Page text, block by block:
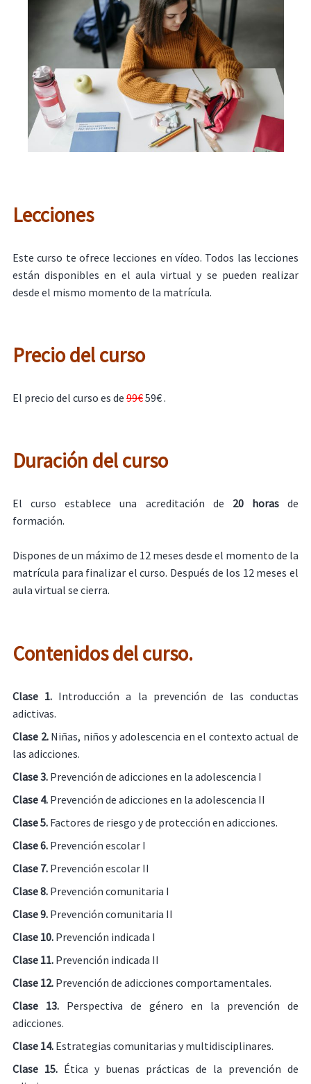
Lecciones
Este curso te ofrece lecciones en vídeo. Todos las lecciones
están disponibles en el aula virtual y se pueden realizar
desde el mismo momento de la matrícula.
Precio del curso
El precio del curso es de 99€59€ .
Duración del curso
El curso establece una acreditación de 20 horasde
formación.
Dispones de un máximo de 12 meses desde el momento de la
matrícula para finalizar el curso. Después de los 12 meses el
aula virtual se cierra.
Contenidos del curso.
Clase 1. Introducción a la prevención de las conductas
adictivas.
Clase 2. Niñas, niños y adolescencia en el contexto actual de
las adicciones.
Clase 3. Prevención de adicciones en la adolescencia I
Clase 4.Prevención de adicciones en la adolescencia II
Clase 5.Factores de riesgo y de protección en adicciones.
Clase 6. Prevención escolar I
Clase 7. Prevención escolar II
Clase 8. Prevención comunitaria I
Clase 9. Prevención comunitaria II
Clase 10. Prevención indicada I
Clase 11. Prevención indicada II
Clase 12. Prevención de adicciones comportamentales.
Clase 13. Perspectiva de género en la prevención de
adicciones.
Clase 14. Estrategias comunitarias y multidisciplinares.
Clase 15. Ética y buenas prácticas de la prevención de